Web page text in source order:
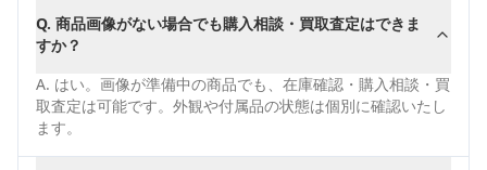
Q. 商品画像がない場合でも購入相談・買取査定はできま
すか？
A. はい。画像が準備中の商品でも、在庫確認・購入相談・買
取査定は可能です。外観や付属品の状態は個別に確認いたし
ます。